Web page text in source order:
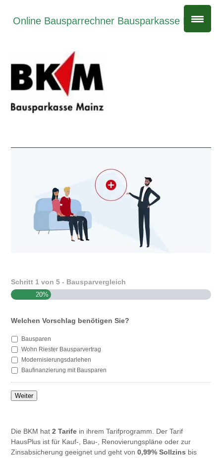
Online Bausparrechner Bausparkasse Mainz
Schritt 1 von5 - Bausparvergleich
20%
Welchen Vorschlag benötigen Sie?
Bausparen
Wohn Riester Bausparvertrag
Modernisierungsdarlehen
Baufinanzierung mit Bausparen
Weiter
Die BKM hat2 Tarife in ihrem Tarifprogramm. Der Tarif
HausPlus ist für Kauf-, Bau-, Renovierungspläne oder zur
Zinsabsicherung geeignet und geht von 0,99% Sollzins bis